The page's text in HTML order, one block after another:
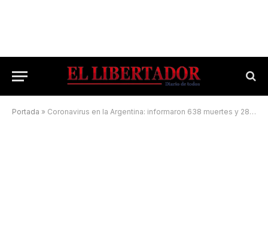
Portada » Coronavirus en la Argentina: informaron 638 muertes y 28.175 casos